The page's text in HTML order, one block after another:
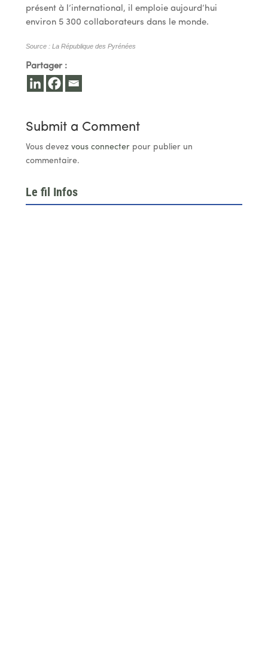
présent à l’international, il emploie aujourd’hui
environ 5 300 collaborateurs dans le monde.
Source : La République des Pyrénées
Partager :
Submit a Comment
Vous devez vous connecterpour publier un
commentaire.
Le fil Infos